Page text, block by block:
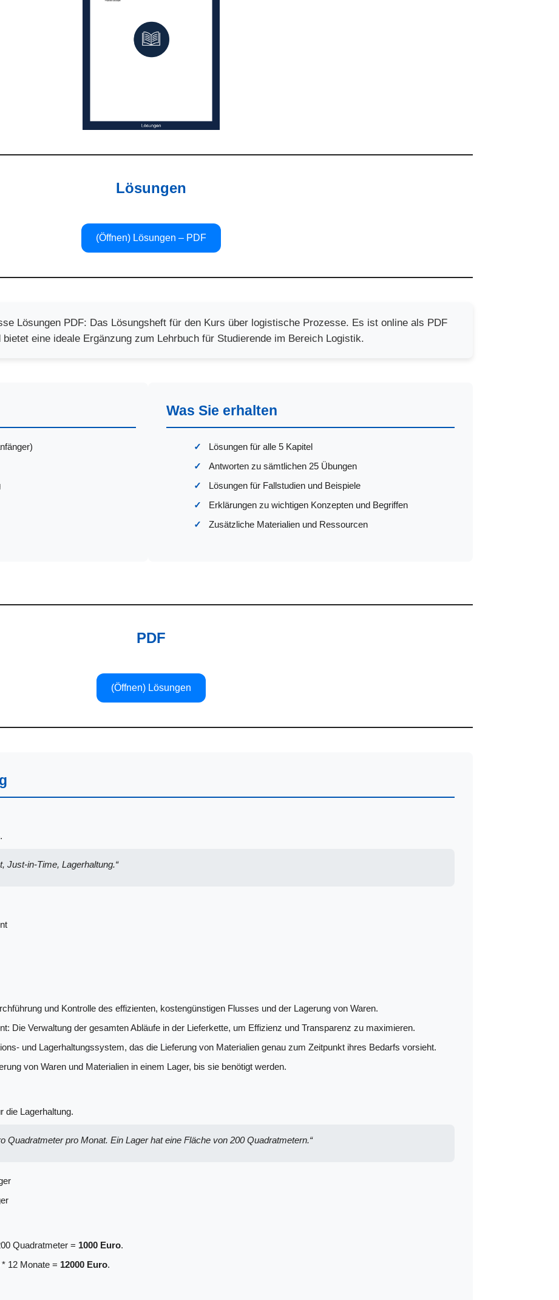
Lösungen
(Öffnen) Lösungen – PDF
Lösungen PDF: Das Lösungsheft für den Kurs über logistische Prozesse. Es ist online als PDF
bietet eine ideale Ergänzung zum Lehrbuch für Studierende im Bereich Logistik.
Was Sie erhalten
Lösungen für alle 5 Kapitel
Antworten zu sämtlichen 25 Übungen
Lösungen für Fallstudien und Beispiele
Erklärungen zu wichtigen Konzepten und Begriffen
Zusätzliche Materialien und Ressourcen
PDF
(Öffnen) Lösungen
Just-in-Time, Lagerhaltung.“
und Kontrolle des effizienten, kostengünstigen Flusses und der Lagerung von Waren.
Die Verwaltung der gesamten Abläufe in der Lieferkette, um Effizienz und Transparenz zu maximieren.
und Lagerhaltungssystem, das die Lieferung von Materialien genau zum Zeitpunkt ihres Bedarfs vorsieht.
von Waren und Materialien in einem Lager, bis sie benötigt werden.
die Lagerhaltung.
Quadratmeter pro Monat. Ein Lager hat eine Fläche von 200 Quadratmetern.“
Quadratmeter = 1000 Euro.
12 Monate = 12000 Euro.